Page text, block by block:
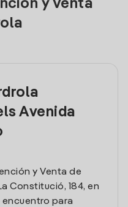
y Venta
Avenida
y Venta de
Constitució, 184, en
para